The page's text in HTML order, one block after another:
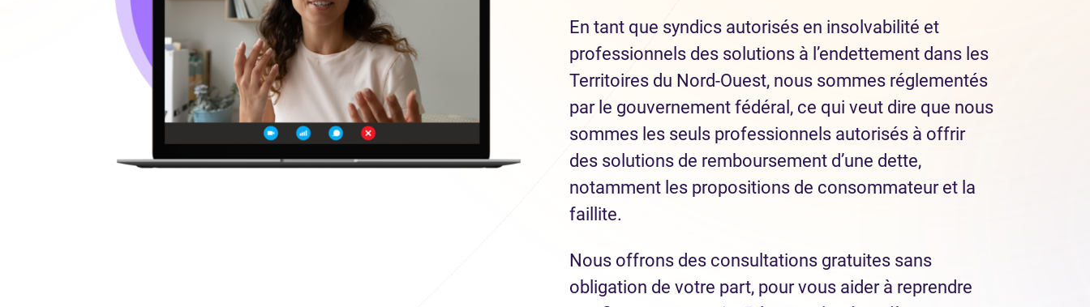
En tant que syndics autorisés en insolvabilité et
professionnels des solutions à l’endettement dans les
Territoires du Nord-Ouest, nous sommes réglementés
par le gouvernement fédéral, ce qui veut dire que nous
sommes les seuls professionnels autorisés à offrir
des solutions de remboursement d’une dette,
notamment les propositions de consommateur et la
faillite.
Nous offrons des consultations gratuites sans
obligation de votre part, pour vous aider à reprendre